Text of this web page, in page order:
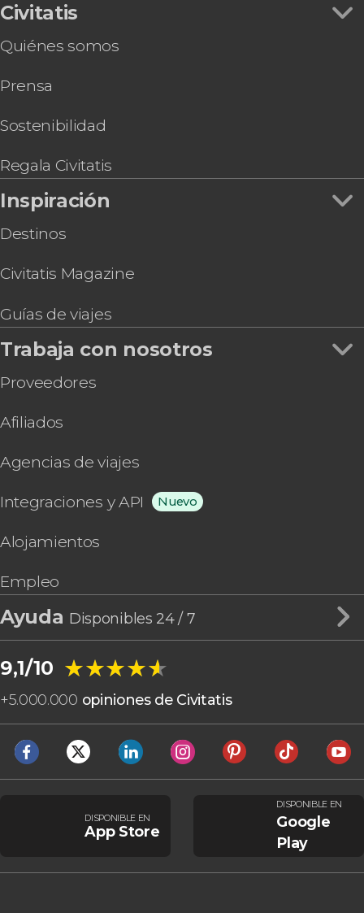
Civitatis
Quiénes somos
Prensa
Sostenibilidad
Regala Civitatis
Inspiración
Destinos
Civitatis Magazine
Guías de viajes
Trabaja con nosotros
Proveedores
Afiliados
Agencias de viajes
Integraciones y API Nuevo
Alojamientos
Empleo
Ayuda Disponibles 24 / 7
9,1/10 ★★★★★
★★★★★
+5.000.000 opiniones de Civitatis
DISPONIBLE EN
App Store
DISPONIBLE EN
Google
Play